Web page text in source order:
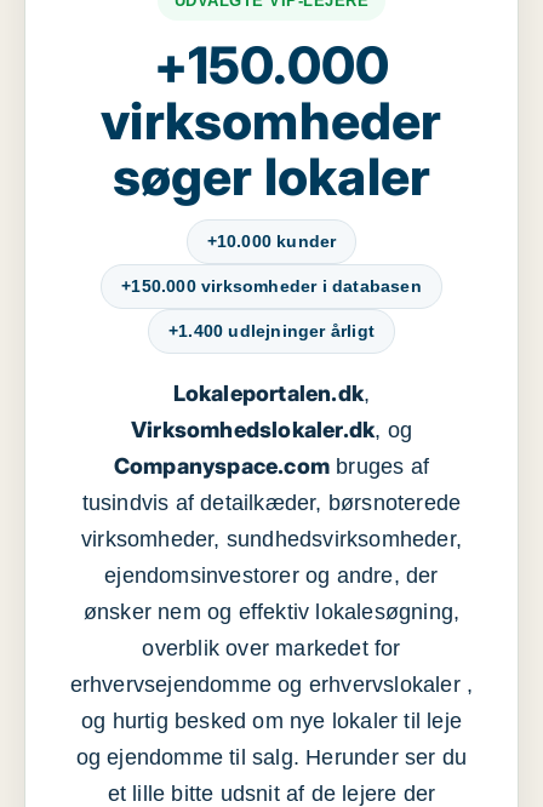
+150.000
virksomheder
søger lokaler
+10.000 kunder
+150.000 virksomheder i databasen
+1.400 udlejninger årligt
Lokaleportalen.dk,
Virksomhedslokaler.dk, og
Companyspace.com bruges af
tusindvis af detailkæder, børsnoterede
virksomheder, sundhedsvirksomheder,
ejendomsinvestorer og andre, der
ønsker nem og effektiv lokalesøgning,
overblik over markedet for
erhvervsejendomme og erhvervslokaler ,
og hurtig besked om nye lokaler til leje
og ejendomme til salg. Herunder ser du
et lille bitte udsnit af de lejere der